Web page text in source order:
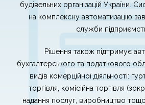
будівельних організацій України.
на комплексну автоматизацію
служби
Рішення також підтримує
бухгалтерського та податкового
видів комерційної діяльності:
торгівля, комісійна торгівля
надання послуг, виробництво